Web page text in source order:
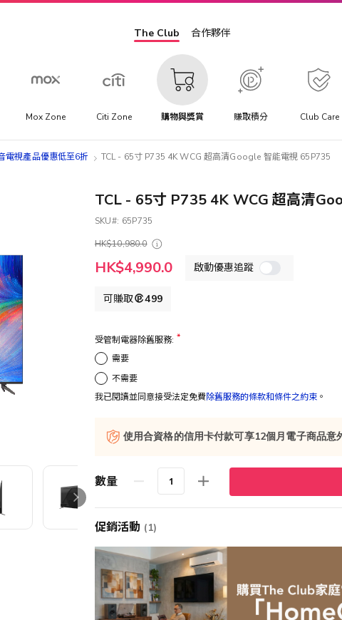
The Club 合作夥伴
Mox Zone Citi Zone 購物與獎賞 賺取積分 Club Care
電視產品優惠低至6折 TCL - 65寸 P735 4K WCG 超高清Google 智能電視 65P735
TCL - 65寸 P735 4K WCG 超高清
SKU
65P735
HK$10,980.0
特
殊
HK$4,990.0 啟動優惠追蹤
可賺取 499
受管制電器除舊服務:
需要
不需要
我已閱讀並同意接受法定免費除舊服務的條款和條件之約束。
使用合資格的信用卡付款可享12個月電子商品意
數量
促銷活動 (1)